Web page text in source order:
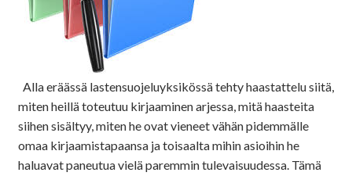
Alla eräässä lastensuojeluyksikössä tehty haastattelu siitä,
miten heillä toteutuu kirjaaminen arjessa, mitä haasteita
siihen sisältyy, miten he ovat vieneet vähän pidemmälle
omaa kirjaamistapaansa ja toisaalta mihin asioihin he
haluavat paneutua vielä paremmin tulevaisuudessa. Tämä